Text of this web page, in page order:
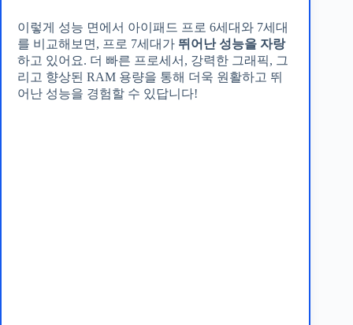
이렇게 성능 면에서 아이패드 프로 6세대와 7세대
를 비교해보면, 프로 7세대가 뛰어난 성능을 자랑
하고 있어요. 더 빠른 프로세서, 강력한 그래픽, 그
리고 향상된 RAM 용량을 통해 더욱 원활하고 뛰
어난 성능을 경험할 수 있답니다!